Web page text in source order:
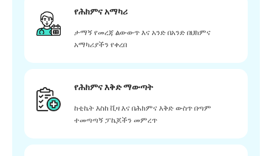
የሕክምና አማካሪ
ታማኝ የመረጃ ልውውጥ እና አንድ በአንድ በህክምና
አማካሪያችን የቀረበ
የሕክምና እቅድ ማውጣት
ከቲኬት እስከ ቪዛ እና በሕክምና እቅድ ውስጥ በጣም
ተመጣጣኝ ፓኬጆችን መምረጥ